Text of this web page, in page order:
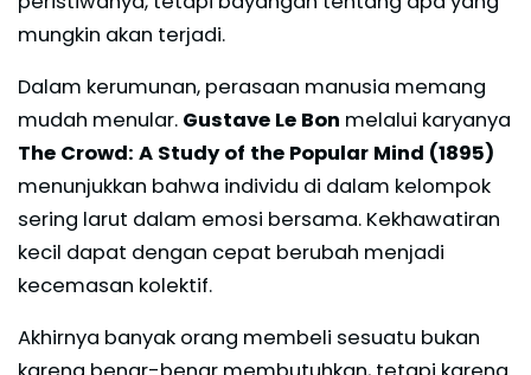
mungkin akan terjadi.
Dalam kerumunan, perasaan manusia memang
mudah menular. Gustave Le Bon melalui karyanya
The Crowd: A Study of the Popular Mind (1895)
menunjukkan bahwa individu di dalam kelompok
sering larut dalam emosi bersama. Kekhawatiran
kecil dapat dengan cepat berubah menjadi
kecemasan kolektif.
Akhirnya banyak orang membeli sesuatu bukan